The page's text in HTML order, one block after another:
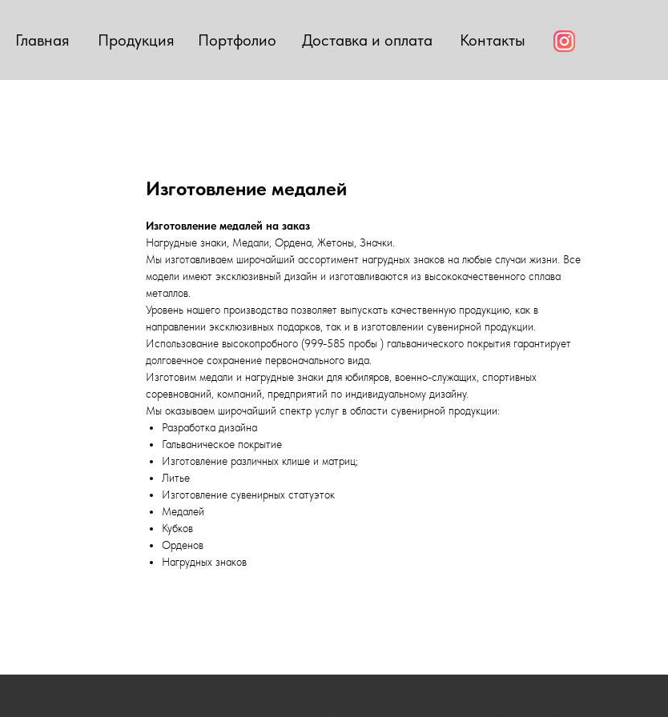
Контакты
Доставка и оплата
Портфолио
Продукция
Главная
Изготовление медалей
Изготовление медалей на заказ
Нагрудные знаки, Медали, Ордена, Жетоны, Значки.
Мы изготавливаем широчайший ассортимент нагрудных знаков на любые случаи жизни. Все
модели имеют эксклюзивный дизайн и изготавливаются из высококачественного сплава
металлов.
Уровень нашего производства позволяет выпускать качественную продукцию, как в
направлении эксклюзивных подарков, так и в изготовлении сувенирной продукции.
Использование высокопробного (999-585 пробы ) гальванического покрытия гарантирует
долговечное сохранение первоначального вида.
Изготовим медали и нагрудные знаки для юбиляров, военно-служащих, спортивных
соревнований, компаний, предприятий по индивидуальному дизайну.
Мы оказываем широчайший спектр услуг в области сувенирной продукции:
Разработка дизайна
Гальваническое покрытие
Изготовление различных клише и матриц;
Литье
Изготовление сувенирных статуэток
Медалей
Кубков
Орденов
Нагрудных знаков